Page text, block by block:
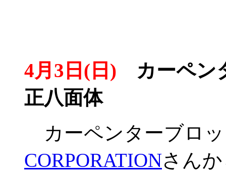
4月3日(日) カーペン
正八面体
カーペンターブロ
CORPORATIONさん